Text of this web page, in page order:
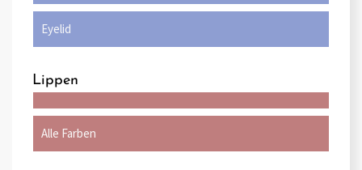
Eyelid
Lippen
Alle Farben